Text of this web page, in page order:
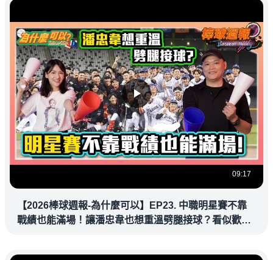
09:17
【2026棒球週報-為什麼可以】EP23. 中職明星賽不靠
戰績也能滿場！讓潘忠韋也想重溫劈腿接球？看似歡樂